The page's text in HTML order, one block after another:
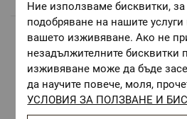
Ние използваме бисквитки,
подобряване на нашите
вашето изживяване. Ако не
незадължителните бисквитки
изживяване може да бъде
да научите повече, моля,
УСЛОВИЯ ЗА ПОЛЗВАНЕ И